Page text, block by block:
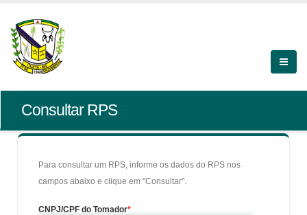
Consultar RPS
Para consultar um RPS, informe os dados do RPS nos
campos abaixo e clique em "Consultar".
CNPJ/CPF do Tomador